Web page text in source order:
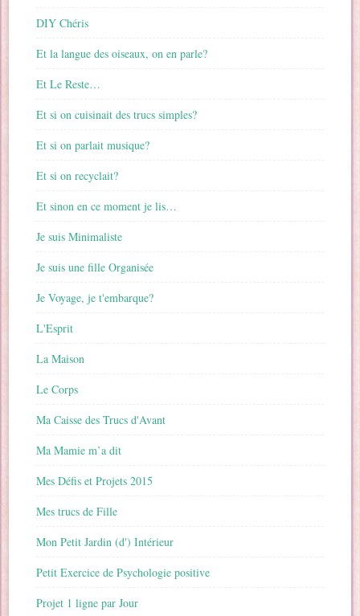
DIY Chéris
Et la langue des oiseaux, on en parle?
Et Le Reste…
Et si on cuisinait des trucs simples?
Et si on parlait musique?
Et si on recyclait?
Et sinon en ce moment je lis…
Je suis Minimaliste
Je suis une fille Organisée
Je Voyage, je t'embarque?
L'Esprit
La Maison
Le Corps
Ma Caisse des Trucs d'Avant
Ma Mamie m’a dit
Mes Défis et Projets 2015
Mes trucs de Fille
Mon Petit Jardin (d') Intérieur
Petit Exercice de Psychologie positive
Projet 1 ligne par Jour